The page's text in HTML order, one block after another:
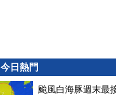
今日熱門
颱風白海豚週末最